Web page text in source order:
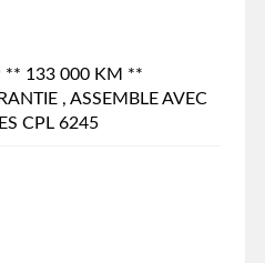
** 133 000 KM **
, ASSEMBLE AVEC
CPL 6245